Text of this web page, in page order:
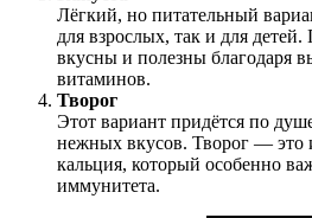
Лёгкий, но питательный
для взрослых, так и для
вкусны и полезны благодаря
витаминов.
Творог
Этот вариант придётся по
нежных вкусов. Творог — это
кальция, который особенно
иммунитета.